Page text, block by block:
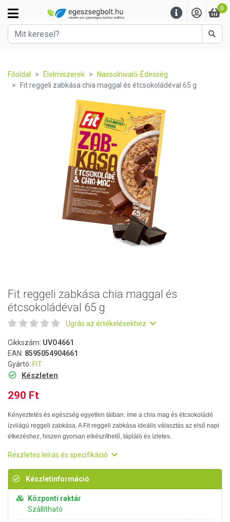
0
Főoldal Élelmiszerek
Nassolnivaló-Édesség
Fit reggeli zabkása chia maggal és étcsokoládéval 65 g
Fit reggeli zabkása chia maggal és
étcsokoládéval 65 g
Ugrás az értékelésekhez
Cikkszám: UVO4661
EAN: 8595054904661
Gyártó: FIT
Készleten
290 Ft
Kényeztetés és egészség egyetlen tálban: íme a chia mag és étcsokoládé
ízvilágú reggeli zabkása. A Fit reggeli zabkása ideális választás az első napi
étkezéshez, hiszen gyorsan elkészíthető, tápláló és ízletes.
Részletes leírás és specifikáció
Készletinformáció
Központi raktár
Szállítható